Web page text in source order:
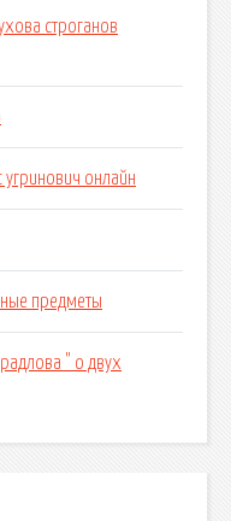
строганов
угринович онлайн
предметы
" о двух